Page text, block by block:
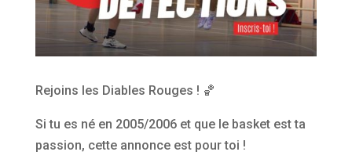
Rejoins les Diables Rouges ! 🏀
Si tu es né en 2005/2006 et que le basket est ta
passion, cette annonce est pour toi !